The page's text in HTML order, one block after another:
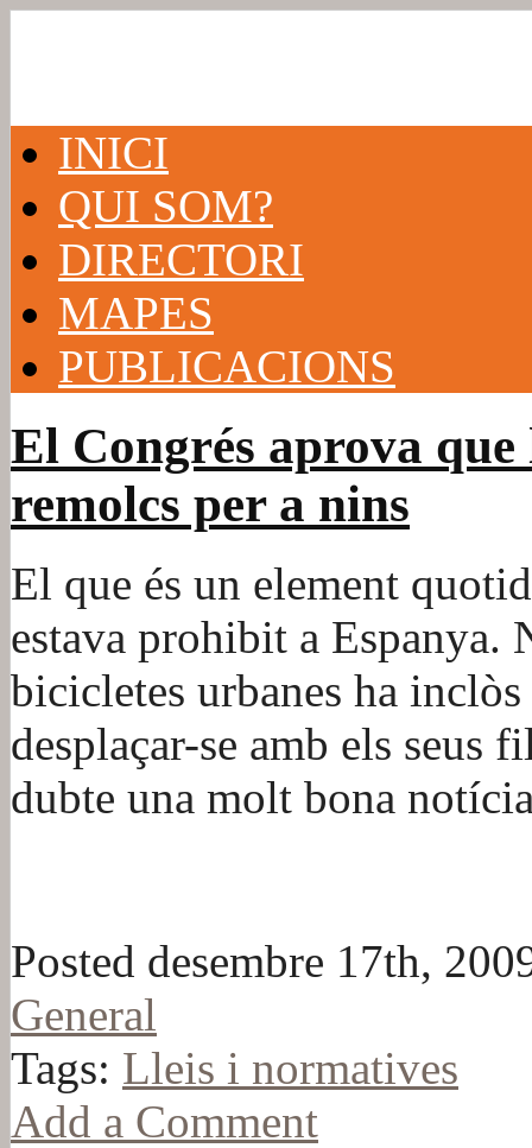
INICI
QUI SOM?
DIRECTORI
MAPES
PUBLICACIONS
El Congrés aprova
remolcs per a nins
El que és un element
estava prohibit a Espanya.
bicicletes urbanes ha
desplaçar-se amb els seus
dubte una molt bona
Posted desembre 17th,
General
Tags: Lleis i normatives
Add a Comment